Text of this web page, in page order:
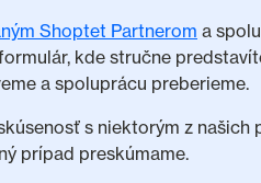
Shoptet Partnerom a
kde stručne
a spoluprácu preberieme.
s niektorým z našich
prípad preskúmame.